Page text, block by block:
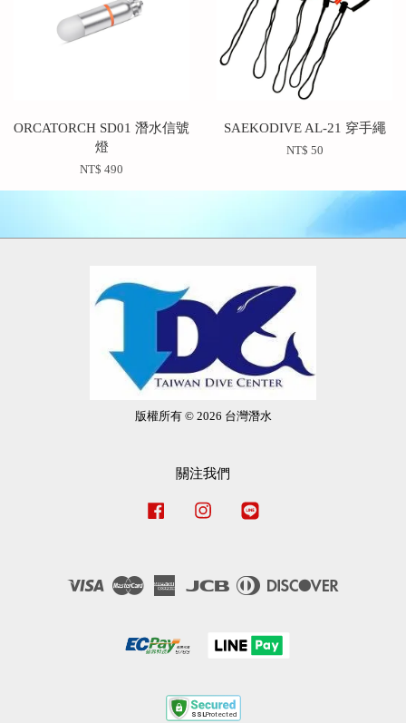
ORCATORCH SD01 潛水信號
燈
NT$ 490
SAEKODIVE AL-21 穿手繩
NT$ 50
版權所有 © 2026 台灣潛水
關注我們
Facebook Instagram
Visa Master
American
JCB
Diners